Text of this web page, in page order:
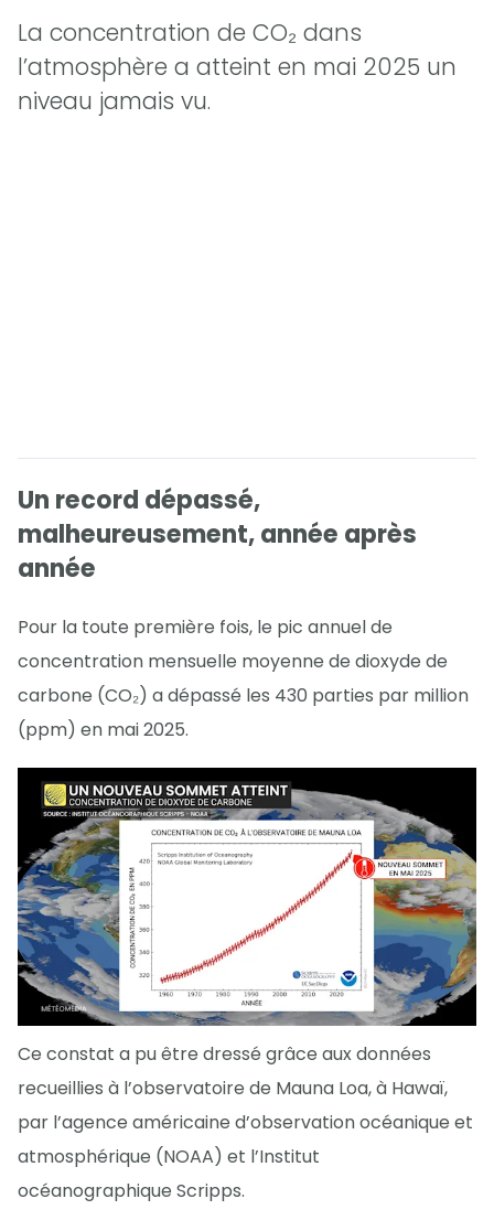
La concentration de CO₂ dans
l’atmosphère a atteint en mai 2025 un
niveau jamais vu.
Un record dépassé,
malheureusement, année après
année
Pour la toute première fois, le pic annuel de
concentration mensuelle moyenne de dioxyde de
carbone (CO₂) a dépassé les 430 parties par million
(ppm) en mai 2025.
Ce constat a pu être dressé grâce aux données
recueillies à l’observatoire de Mauna Loa, à Hawaï,
par l’agence américaine d’observation océanique et
atmosphérique (NOAA) et l’Institut
océanographique Scripps.